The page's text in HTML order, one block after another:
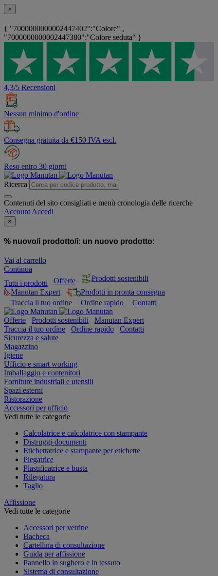
×
{ "7000000000002447402":"Colore" ,
"7000000000002447380":"Colore seduta" }
4,3/5 Recensioni
Nessun minimo d'ordine
Consegna gratuita da €150 IVA escl.
Reso entro 30 giorni
Ricerca
Contenuti del sito consigliati e menù cronologia delle ricerche
Account Accedi
×
% nuovo/i prodotto/i: un nuovo prodotto:
Vai al carrello
Continua
Tutti i prodotti
Offerte
Prodotti sostenibili
Manutan Expert
Prodotti in pronta consegna
Traccia il tuo ordine
Ordine rapido Contatti
Offerte Prodotti sostenibili
Manutan Expert
Traccia il tuo ordine
Ordine rapido
Contatti
Sicurezza e salute
Magazzino
Igiene
Ufficio e smart working
Imballaggio e contenitori
Forniture industriali e utensili
Spazi esterni
Ristorazione
Accessori per ufficio
Vedi tutte le categorie
Calcolatrice e calcolatrice con stampante
Distruggi-documenti
Etichettatrice e stampante per etichette
Piegatrice
Plastificatrice e busta
Rilegatura
Taglio
Affissione
Vedi tutte le categorie
Accessori per vetrine
Bacheca
Cartellina di consultazione
Guida per affissione
Pannello in sughero e in tessuto
Sistema di consultazione